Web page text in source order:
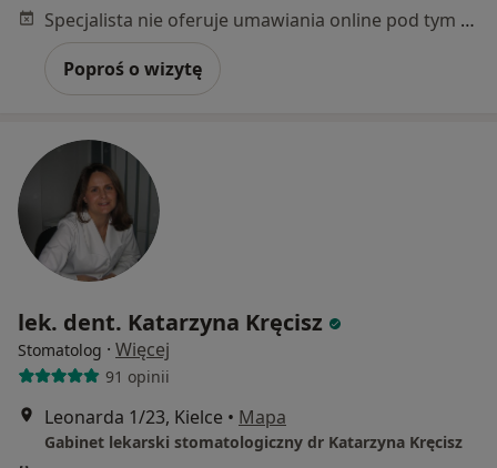
Specjalista nie oferuje umawiania online pod tym adresem.
Poproś o wizytę
lek. dent. Katarzyna Kręcisz
Stomatolog · Więcej
91 opinii
Leonarda 1/23, Kielce • Mapa
Gabinet lekarski stomatologiczny dr Katarzyna Kręcisz